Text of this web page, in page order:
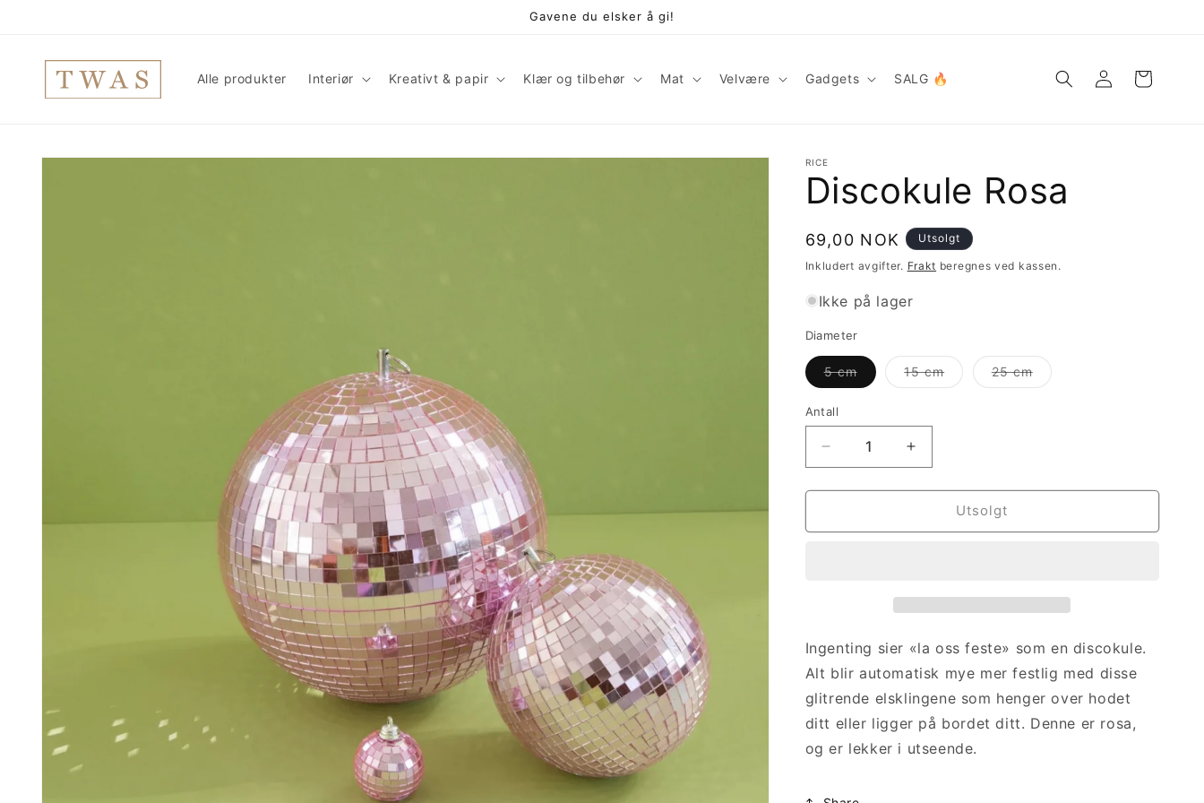
Gavene du elsker å gi!
Alle produkter Interiør Kreativt & papir Klær og tilbehør Mat Velvære Gadgets SALG 🔥
Logg
inn
Handlekurv
RICE
Discokule Rosa
Vanlig
pris
69,00 NOK Utsolgt
Inkludert avgifter. Frakt beregnes ved kassen.
Ikke på lager
Diameter
5 cmVarianten
er
15 cmVarianten
er
25 cmVarianten
er
Antall
Antall
antallet
for
Rosa
Øk
antallet
for
Discokule
Rosa
Utsolgt
Ingenting sier «la oss feste» som en discokule.
Alt blir automatisk mye mer festlig med disse
glitrende elsklingene som henger over hodet
ditt eller ligger på bordet ditt. Denne er rosa,
og er lekker i utseende.